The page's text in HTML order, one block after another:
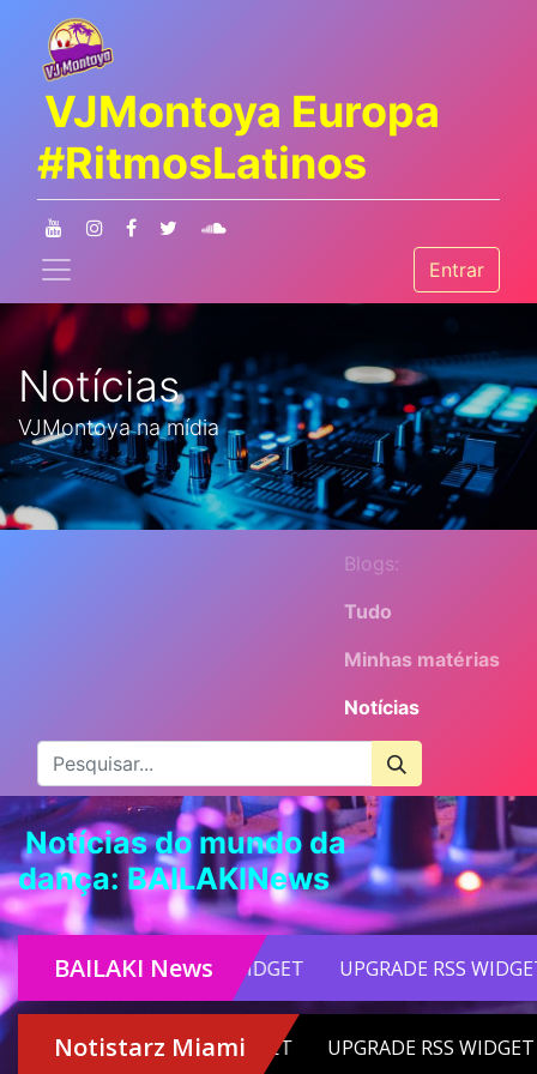
VJMontoya Europa
#RitmosLatinos
Entrar
Notícias
VJMontoya na mídia
Blogs:
Tudo
Minhas matérias
Notícias
Notícias do mundo da
dança: BAILAKINews